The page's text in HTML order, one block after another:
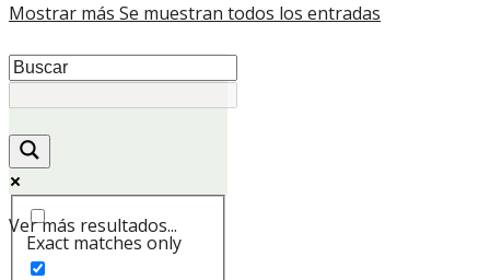
Mostrar más Se muestran todos los entradas
Ver más resultados...
Exact matches only